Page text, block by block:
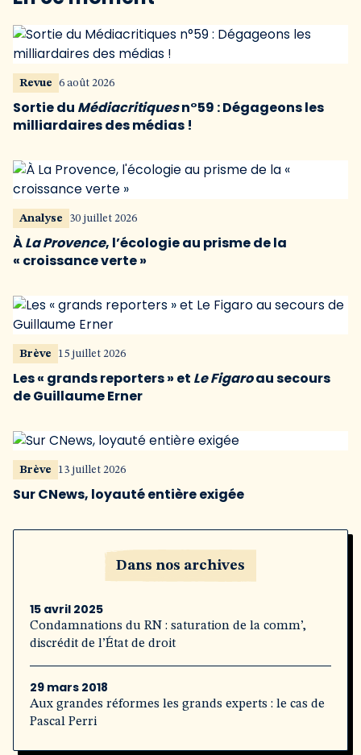
Revue 6 août 2026
Sortie du Médiacritiquesn°59 : Dégageons les
milliardaires des médias !
Analyse 30 juillet 2026
ÀLa Provence, l’écologie au prisme de la
« croissance verte »
Brève 15 juillet 2026
Les « grands reporters » et Le Figaroau secours
de Guillaume Erner
Brève 13 juillet 2026
Sur CNews, loyauté entière exigée
Dans nos archives
15 avril 2025
Condamnations du RN : saturation de la comm’,
discrédit de l’État de droit
29 mars 2018
Aux grandes réformes les grands experts : le cas de
Pascal Perri